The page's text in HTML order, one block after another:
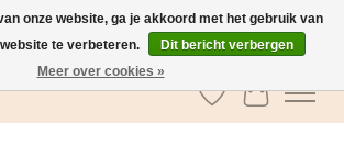
€100 in België
Verlanglijst
onze website, ga je akkoord met het gebruik van
te verbeteren.
Dit bericht verbergen
Meer over cookies »